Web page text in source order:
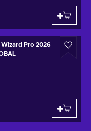
Wizard Pro 2026